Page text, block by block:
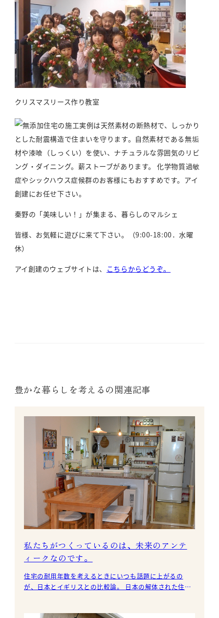
クリスマスリース作り教室
秦野の「美味しい！」が集まる、暮らしのマルシェ
皆様、お気軽に遊びに来て下さい。（9:00-18:00．水曜
休）
アイ創建のウェブサイトは、 こちらからどうぞ。
豊かな暮らしを考えるの関連記事
私たちがつくっているのは、未来のアンテ
ィークなのです。
住宅の耐用年数を考えるときにいつも話題に上がるの
が、日本とイギリスとの比較論。 日本の解体された住宅